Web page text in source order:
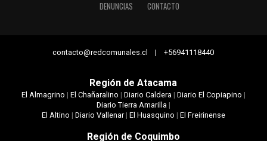
DENUNCIAS
CONTACTO
contacto@redcomunales.cl | +56941118440
Región de Atacama
El Almagrino | El Chañaralino | Diario Caldera| Diario El Copiapino |
Diario Tierra Amarilla|
El Altino | Diario Vallenar| El Huasquino | El Freirinense
Región de Coquimbo